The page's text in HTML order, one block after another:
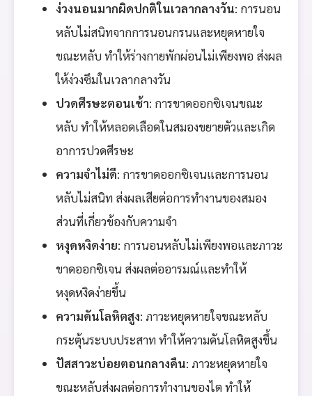
ง่วงนอนมากผิดปกติในเวลากลางวัน: การนอน
หลับไม่สนิทจากการนอนกรนและหยุดหายใจ
ขณะหลับ ทำให้ร่างกายพักผ่อนไม่เพียงพอ ส่งผล
ให้ง่วงซึมในเวลากลางวัน
ปวดศีรษะตอนเช้า: การขาดออกซิเจนขณะ
หลับ ทำให้หลอดเลือดในสมองขยายตัวและเกิด
อาการปวดศีรษะ
ความจำไม่ดี: การขาดออกซิเจนและการนอน
หลับไม่สนิท ส่งผลเสียต่อการทำงานของสมอง
ส่วนที่เกี่ยวข้องกับความจำ
หงุดหงิดง่าย: การนอนหลับไม่เพียงพอและภาวะ
ขาดออกซิเจน ส่งผลต่ออารมณ์และทำให้
หงุดหงิดง่ายขึ้น
ความดันโลหิตสูง: ภาวะหยุดหายใจขณะหลับ
กระตุ้นระบบประสาท ทำให้ความดันโลหิตสูงขึ้น
ปัสสาวะบ่อยตอนกลางคืน: ภาวะหยุดหายใจ
ขณะหลับส่งผลต่อการทำงานของไต ทำให้